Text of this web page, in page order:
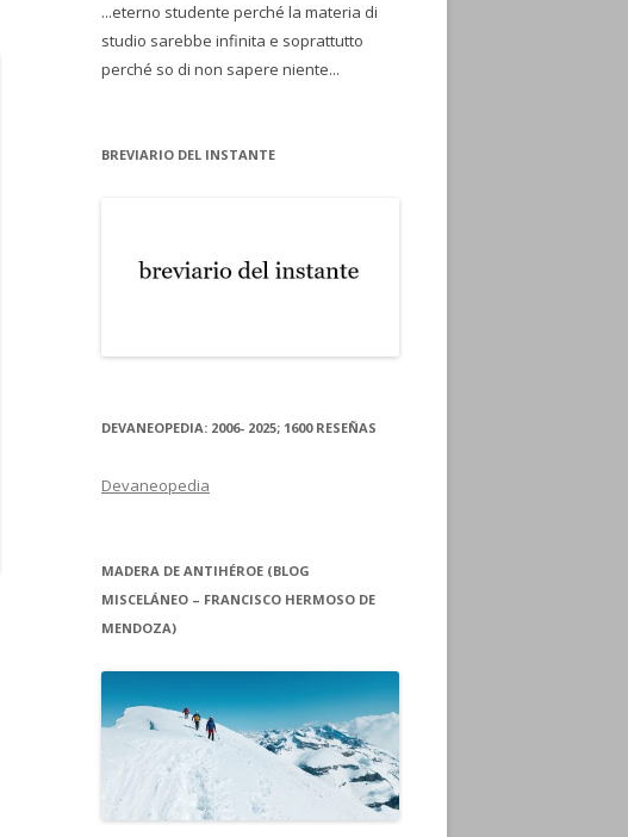
...eterno studente perché la materia di
studio sarebbe infinita e soprattutto
perché so di non sapere niente...
BREVIARIO DEL INSTANTE
DEVANEOPEDIA: 2006- 2025; 1600 RESEÑAS
Devaneopedia
MADERA DE ANTIHÉROE (BLOG
MISCELÁNEO – FRANCISCO HERMOSO DE
MENDOZA)